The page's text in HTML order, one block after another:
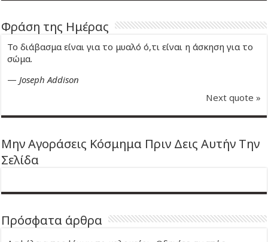
Φράση της Ημέρας
Το διάβασμα είναι για το μυαλό ό,τι είναι η άσκηση για το
σώμα.
— Joseph Addison
Next quote »
Μην Αγοράσεις Κόσμημα Πριν Δεις Αυτήν Την
Σελίδα
Πρόσφατα άρθρα